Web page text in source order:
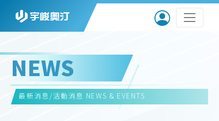
NEWS
最新消息/活動消息 NEWS & EVENTS